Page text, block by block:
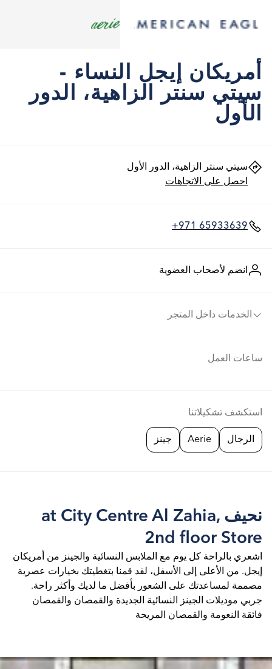
أمريكان إيجل النساء -
سيتي سنتر الزاهية، الدور
الأول
سيتي سنتر الزاهية، الدور الأول
احصل على الاتجاهات
+971 65933639
انضم لأصحاب العضوية
الخدمات داخل المتجر
ساعات العمل
استكشف تشكيلاتنا
الرجال Aerie جينز
نحيف at City Centre Al Zahia,
2nd floor Store
اشعري بالراحة كل يوم مع الملابس النسائية والجينز من أمريكان
إيجل. من الأعلى إلى الأسفل، لقد قمنا بتغطيتك بخيارات عصرية
مصممة لمساعدتك على الشعور بأفضل ما لديك وأكثر راحة.
جربي موديلات الجينز النسائية الجديدة والقمصان والقمصان
فائقة النعومة والقمصان المريحة